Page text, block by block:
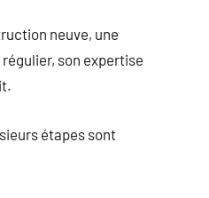
neuve, une
son expertise
étapes sont